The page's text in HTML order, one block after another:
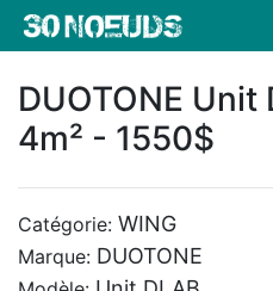
DUOTONE Unit
4m² - 1550$
Catégorie: WING
Marque: DUOTONE